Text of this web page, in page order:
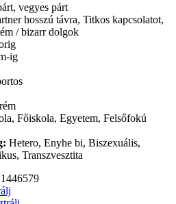
vegyes párt
hosszú távra, Titkos kapcsolatot,
/ bizarr dolgok
ig
Főiskola, Egyetem, Felsőfokú
Hetero, Enyhe bi, Biszexuális,
Transzvesztita
1446579